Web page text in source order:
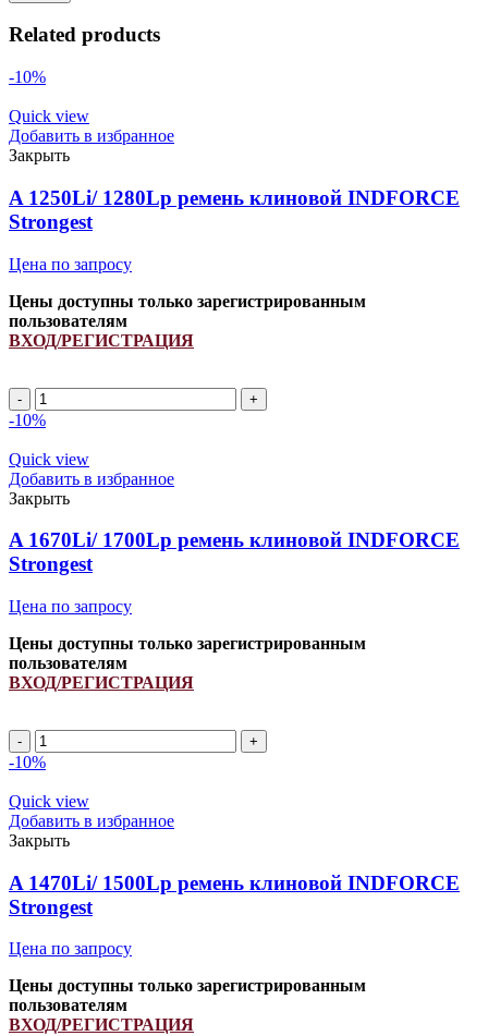
Related products
-10%
Quick view
Добавить в избранное
Закрыть
A 1250Li/ 1280Lp ремень клиновой INDFORCE
Strongest
Цена по запросу
Цены доступны только зарегистрированным
пользователям
ВХОД/РЕГИСТРАЦИЯ
A
1250Li/
ремень
клиновой
INDFORCE
Strongest
quantity
-10%
Quick view
Добавить в избранное
Закрыть
A 1670Li/ 1700Lp ремень клиновой INDFORCE
Strongest
Цена по запросу
Цены доступны только зарегистрированным
пользователям
ВХОД/РЕГИСТРАЦИЯ
A
1670Li/
ремень
клиновой
INDFORCE
Strongest
quantity
-10%
Quick view
Добавить в избранное
Закрыть
A 1470Li/ 1500Lp ремень клиновой INDFORCE
Strongest
Цена по запросу
Цены доступны только зарегистрированным
пользователям
ВХОД/РЕГИСТРАЦИЯ